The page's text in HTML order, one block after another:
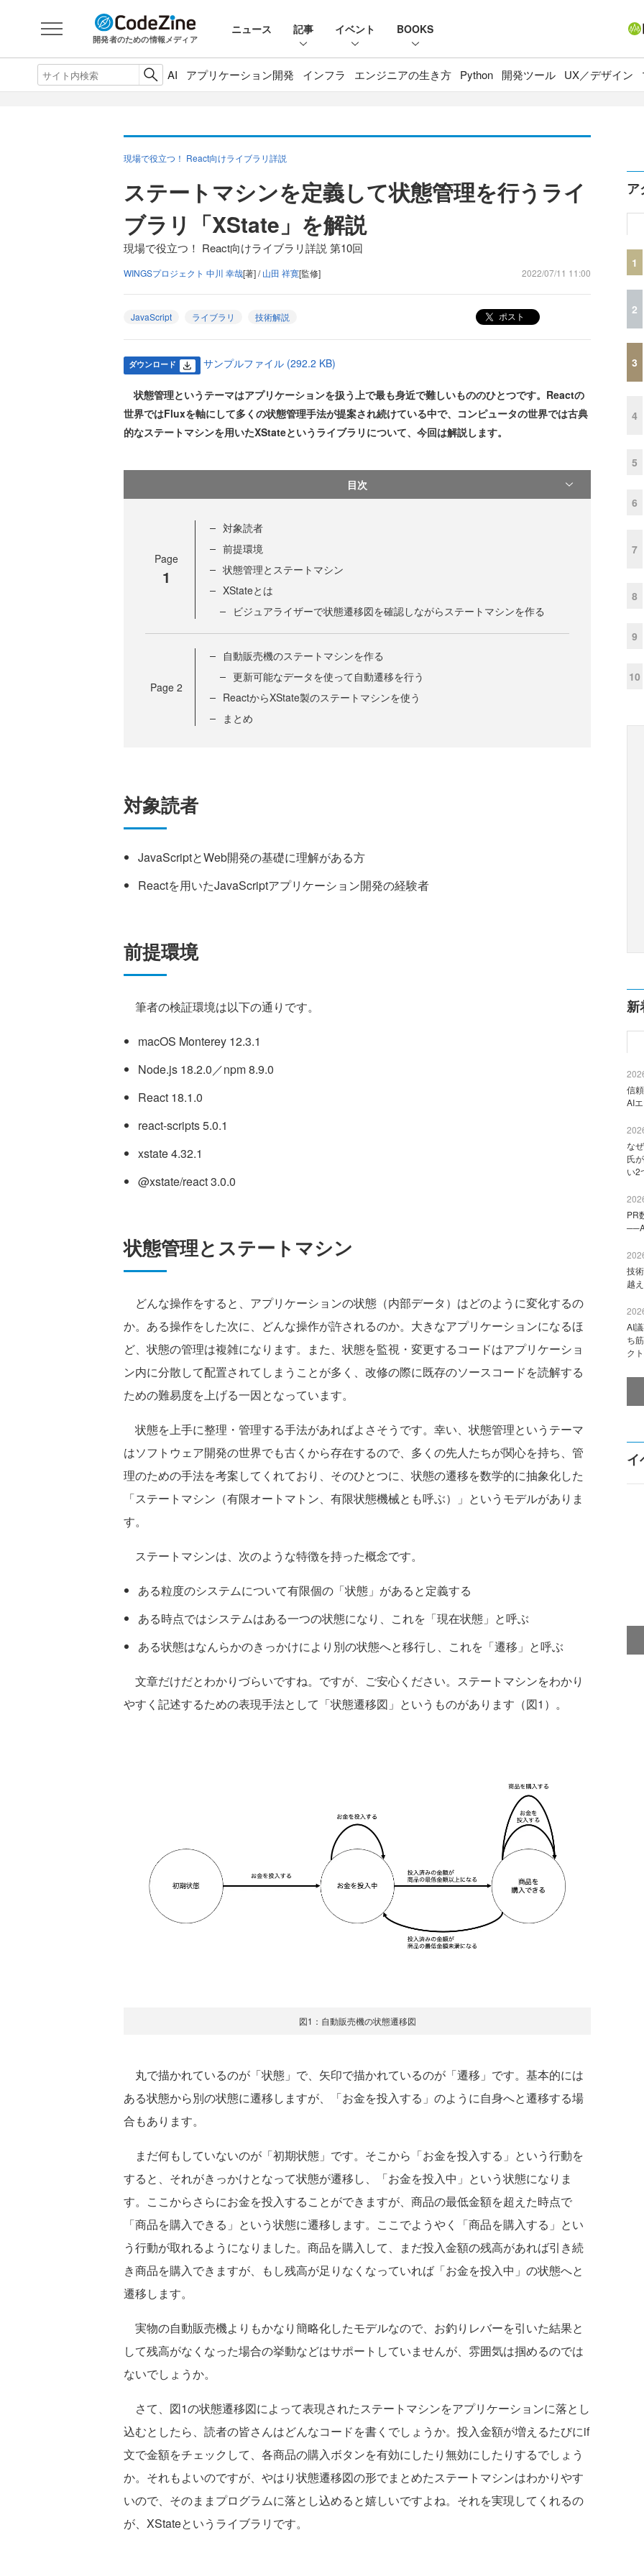
開発者のための情報メディア
ニュース 記事 イベント BOOKS
AI アプリケーション開発 インフラ エンジニアの生き方 Python 開発ツール UX／デザイン
現場で役立つ！ React向けライブラリ詳説
ステートマシンを定義して状態管理を行うライ
ブラリ「XState」を解説
現場で役立つ！ React向けライブラリ詳説 第10回
WINGSプロジェクト 中川 幸哉[著] /山田 祥寛[監修] 2022/07/11 11:00
JavaScript ライブラリ 技術解説 ポスト
ダウンロード サンプルファイル (292.2 KB)
状態管理というテーマはアプリケーションを扱う上で最も身近で難しいもののひとつです。Reactの
世界ではFluxを軸にして多くの状態管理手法が提案され続けている中で、コンピュータの世界では古典
的なステートマシンを用いたXStateというライブラリについて、今回は解説します。
目次
Page
1
対象読者
前提環境
状態管理とステートマシン
XStateとは
ビジュアライザーで状態遷移図を確認しながらステートマシンを作る
Page 2
自動販売機のステートマシンを作る
更新可能なデータを使って自動遷移を行う
ReactからXState製のステートマシンを使う
まとめ
対象読者
JavaScriptとWeb開発の基礎に理解がある方
Reactを用いたJavaScriptアプリケーション開発の経験者
前提環境
筆者の検証環境は以下の通りです。
macOS Monterey 12.3.1
Node.js 18.2.0／npm 8.9.0
React 18.1.0
react-scripts 5.0.1
xstate 4.32.1
@xstate/react 3.0.0
状態管理とステートマシン
どんな操作をすると、アプリケーションの状態（内部データ）はどのように変化するの
か。ある操作をした次に、どんな操作が許されるのか。大きなアプリケーションになるほ
ど、状態の管理は複雑になります。また、状態を監視・変更するコードはアプリケーショ
ン内に分散して配置されてしまうことが多く、改修の際に既存のソースコードを読解する
ための難易度を上げる一因となっています。
状態を上手に整理・管理する手法があればよさそうです。幸い、状態管理というテーマ
はソフトウェア開発の世界でも古くから存在するので、多くの先人たちが関心を持ち、管
理のための手法を考案してくれており、そのひとつに、状態の遷移を数学的に抽象化した
「ステートマシン（有限オートマトン、有限状態機械とも呼ぶ）」というモデルがありま
す。
ステートマシンは、次のような特徴を持った概念です。
ある粒度のシステムについて有限個の「状態」があると定義する
ある時点ではシステムはある一つの状態になり、これを「現在状態」と呼ぶ
ある状態はなんらかのきっかけにより別の状態へと移行し、これを「遷移」と呼ぶ
文章だけだとわかりづらいですね。ですが、ご安心ください。ステートマシンをわかり
やすく記述するための表現手法として「状態遷移図」というものがあります（図1）。
図1：自動販売機の状態遷移図
丸で描かれているのが「状態」で、矢印で描かれているのが「遷移」です。基本的には
ある状態から別の状態に遷移しますが、「お金を投入する」のように自身へと遷移する場
合もあります。
まだ何もしていないのが「初期状態」です。そこから「お金を投入する」という行動を
すると、それがきっかけとなって状態が遷移し、「お金を投入中」という状態になりま
す。ここからさらにお金を投入することができますが、商品の最低金額を超えた時点で
「商品を購入できる」という状態に遷移します。ここでようやく「商品を購入する」とい
う行動が取れるようになりました。商品を購入して、まだ投入金額の残高があれば引き続
き商品を購入できますが、もし残高が足りなくなっていれば「お金を投入中」の状態へと
遷移します。
実物の自動販売機よりもかなり簡略化したモデルなので、お釣りレバーを引いた結果と
して残高がなくなった場合の挙動などはサポートしていませんが、雰囲気は掴めるのでは
ないでしょうか。
さて、図1の状態遷移図によって表現されたステートマシンをアプリケーションに落とし
込むとしたら、読者の皆さんはどんなコードを書くでしょうか。投入金額が増えるたびにif
文で金額をチェックして、各商品の購入ボタンを有効にしたり無効にしたりするでしょう
か。それもよいのですが、やはり状態遷移図の形でまとめたステートマシンはわかりやす
いので、そのままプログラムに落とし込めると嬉しいですよね。それを実現してくれるの
が、XStateというライブラリです。
ア
1
2
3
4
5
6
7
8
9
10
新
信
AI
な
氏
い2
PR
技
越
AI
ち
ク
イ